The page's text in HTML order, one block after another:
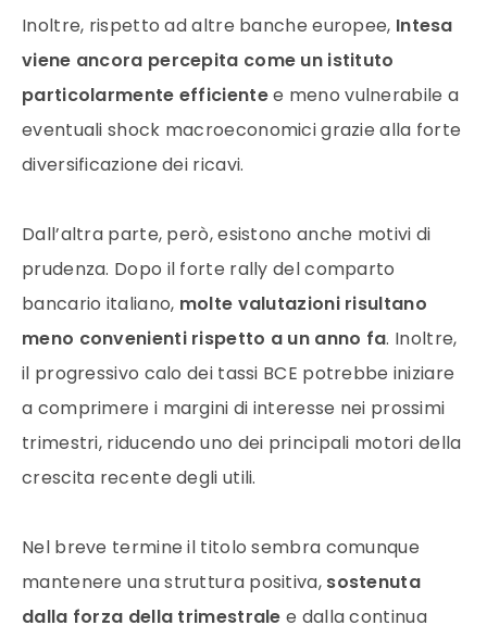
Inoltre, rispetto ad altre banche europee, Intesa
viene ancora percepita come un istituto
particolarmente efficientee meno vulnerabile a
eventuali shock macroeconomici grazie alla forte
diversificazione dei ricavi.
Dall’altra parte, però, esistono anche motivi di
prudenza. Dopo il forte rally del comparto
bancario italiano, molte valutazioni risultano
meno convenienti rispetto a un anno fa. Inoltre,
il progressivo calo dei tassi BCE potrebbe iniziare
a comprimere i margini di interesse nei prossimi
trimestri, riducendo uno dei principali motori della
crescita recente degli utili.
Nel breve termine il titolo sembra comunque
mantenere una struttura positiva, sostenuta
dalla forza della trimestralee dalla continua